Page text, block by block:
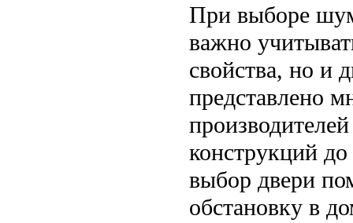
При выборе
важно
свойства, но и
представлено
конструкций
выбор двери
обстановку в